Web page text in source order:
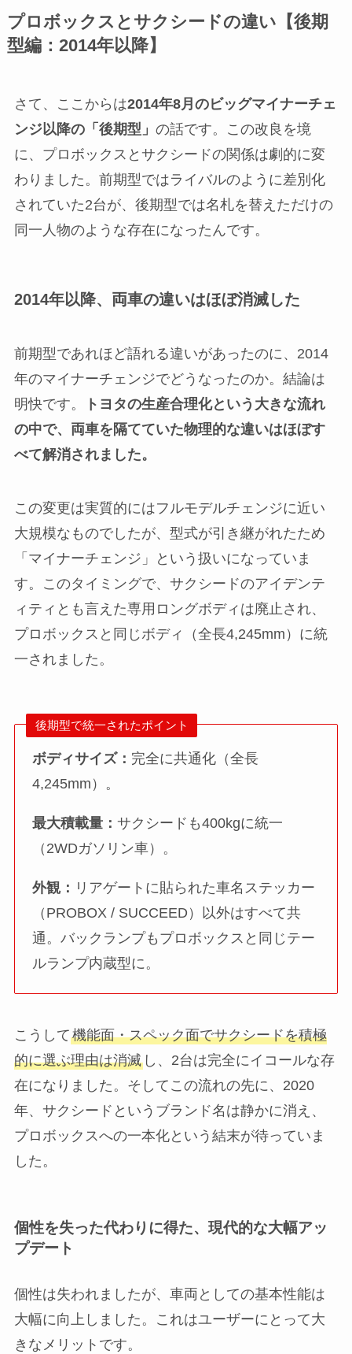
プロボックスとサクシードの違い【後期
型編：2014年以降】
さて、ここからは2014年8月のビッグマイナーチェ
ンジ以降の「後期型」 の話です。この改良を境
に、プロボックスとサクシードの関係は劇的に変
わりました。前期型ではライバルのように差別化
されていた2台が、後期型では名札を替えただけの
同一人物のような存在になったんです。
2014年以降、両車の違いはほぼ消滅した
前期型であれほど語れる違いがあったのに、2014
年のマイナーチェンジでどうなったのか。結論は
明快です。
トヨタの生産合理化という大きな流れ
の中で、両車を隔てていた物理的な違いはほぼす
べて解消されました。
この変更は実質的にはフルモデルチェンジに近い
大規模なものでしたが、型式が引き継がれたため
「マイナーチェンジ」という扱いになっていま
す。このタイミングで、サクシードのアイデンテ
ィティとも言えた専用ロングボディは廃止され、
プロボックスと同じボディ（全長4,245mm）に統
一されました。
後期型で統一されたポイント
ボディサイズ： 完全に共通化（全長
4,245mm）。
最大積載量：サクシードも400kgに統一
（2WDガソリン車）。
外観： リアゲートに貼られた車名ステッカー
（PROBOX / SUCCEED）以外はすべて共
通。バックランプもプロボックスと同じテー
ルランプ内蔵型に。
こうして機能面・スペック面でサクシードを積極
的に選ぶ理由は消滅し、2台は完全にイコールな存
在になりました。そしてこの流れの先に、2020
年、サクシードというブランド名は静かに消え、
プロボックスへの一本化という結末が待っていま
した。
個性を失った代わりに得た、現代的な大幅アッ
プデート
個性は失われましたが、車両としての基本性能は
大幅に向上しました。これはユーザーにとって大
きなメリットです。